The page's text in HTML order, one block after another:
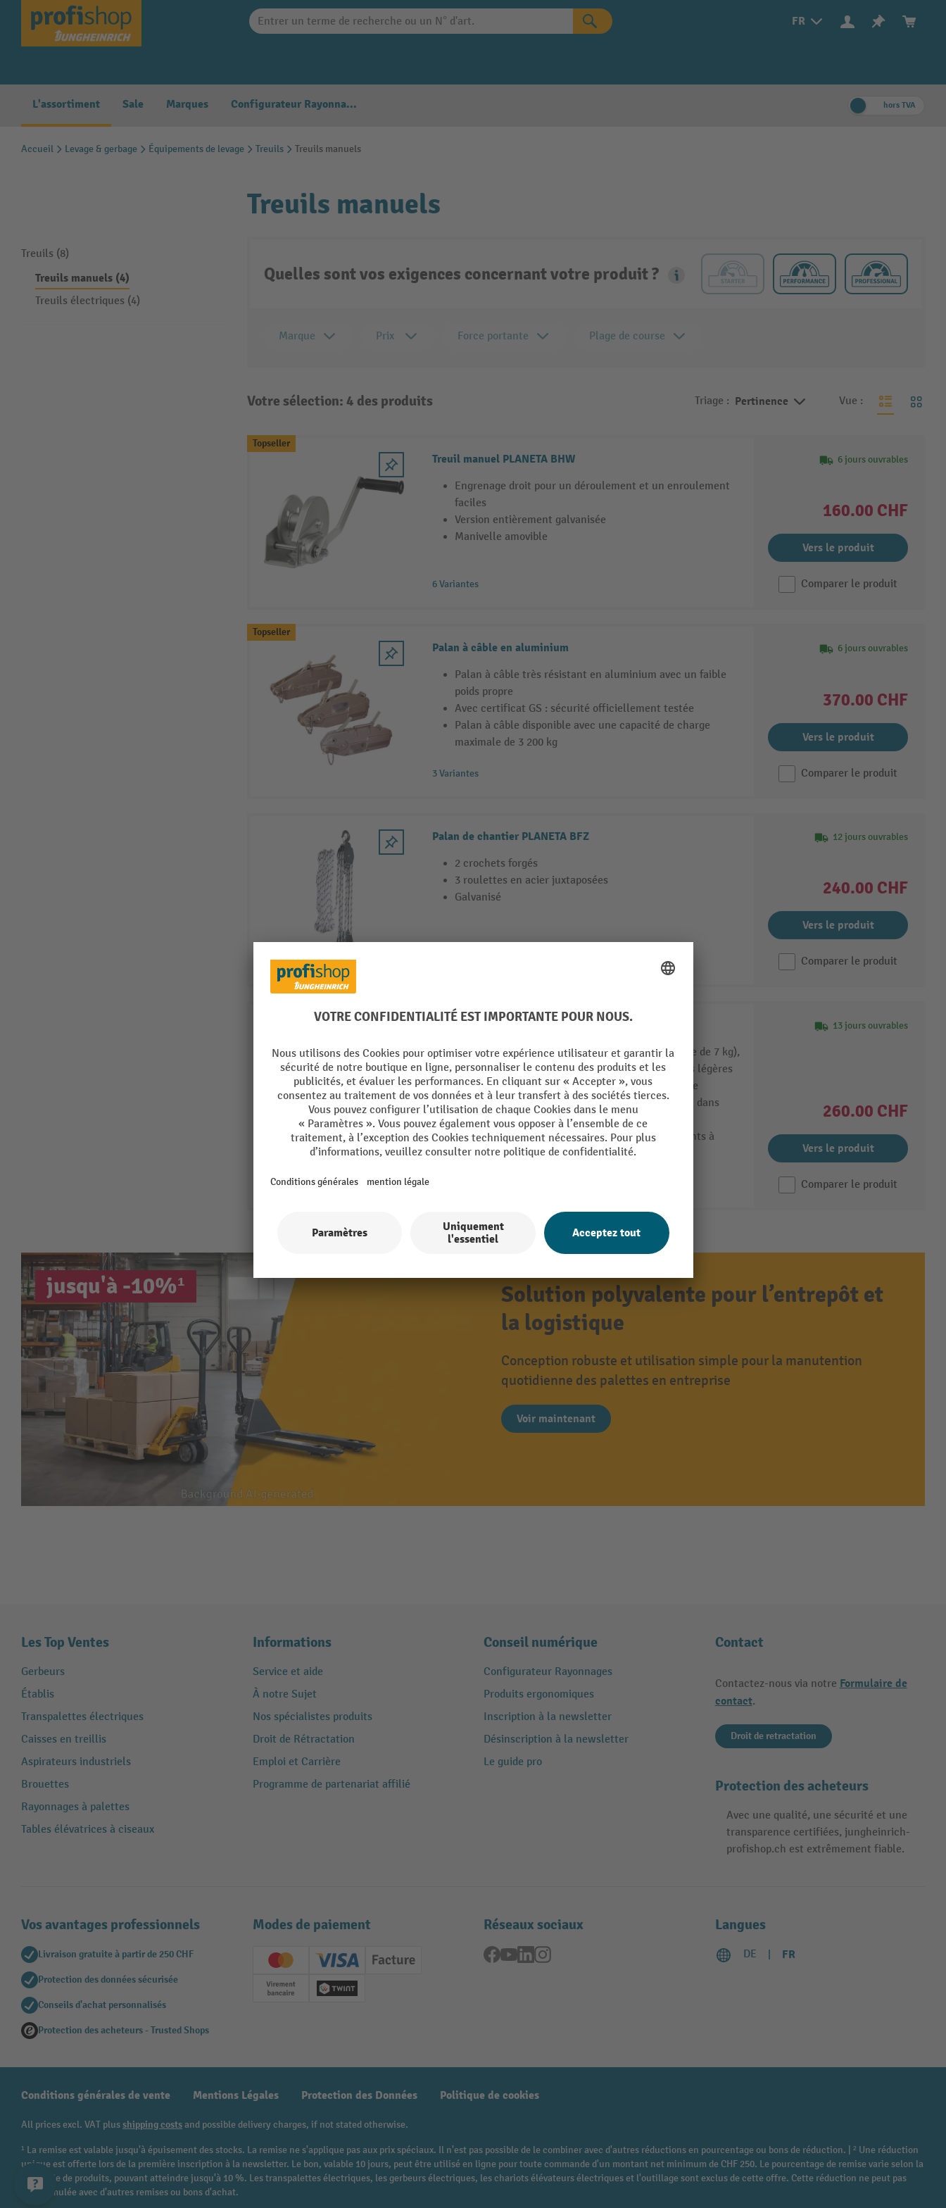
Skip to main navigation FR
L'assortiment Sale Marques Configurateur Rayonnages hors TVA
Accueil Levage & gerbage Équipements de levage Treuils Treuils manuels
Treuils (8)
Treuils manuels (4)
Treuils électriques (4)
Treuils manuels
Quelles sont vos exigences concernant votre produit ?
Marque Prix Force portante Plage de course
Votre sélection: 4 des produits Triage : Pertinence Vue :
Topseller
Treuil manuel PLANETA BHW
Engrenage droit pour un déroulement et un enroulement
faciles
Version entièrement galvanisée
Manivelle amovible
6 Variantes
6 jours ouvrables
160.00 CHF
Vers le produit
Comparer le produit
Topseller
Palan à câble en aluminium
Palan à câble très résistant en aluminium avec un faible
poids propre
Avec certificat GS : sécurité officiellement testée
Palan à câble disponible avec une capacité de charge
maximale de 3 200 kg
3 Variantes
6 jours ouvrables
370.00 CHF
Vers le produit
Comparer le produit
Palan de chantier PLANETA BFZ
2 crochets forgés
3 roulettes en acier juxtaposées
Galvanisé
12 jours ouvrables
240.00 CHF
Vers le produit
Comparer le produit
Tirant à câble polyvalent Dolezych DoLast
Avec sa force utile de 800 kg (pour un poids propre de 7 kg),
il est idéal pour sécuriser ou soulever des charges légères
Grâce à sa construction éprouvée, le tirant à câble
polyvalent fonctionne dans toutes les positions et dans
toutes les directions avec une sécurité constante
Ce qui permet une utilisation universelle des tirants à
câble DoLast
13 jours ouvrables
260.00 CHF
Vers le produit
Comparer le produit
jusqu'à -10%¹
Solution polyvalente pour l’entrepôt et
la logistique
Conception robuste et utilisation simple pour la manutention
quotidienne des palettes en entreprise
Voir maintenant
Les Top Ventes
Gerbeurs
Établis
Transpalettes électriques
Caisses en treillis
Aspirateurs industriels
Brouettes
Rayonnages à palettes
Tables élévatrices à ciseaux
Informations
Service et aide
À notre Sujet
Nos spécialistes produits
Droit de Rétractation
Emploi et Carrière
Programme de partenariat affilié
Conseil numérique
Configurateur Rayonnages
Produits ergonomiques
Inscription à la newsletter
Désinscription à la newsletter
Le guide pro
Contact
Contactez-nous via notre Formulaire de
contact.
Droit de retractation
Protection des acheteurs
Avec une qualité, une sécurité et une
transparence certifiées, jungheinrich-
profishop.ch est extrêmement fiable.
Vos avantages professionnels
Livraison gratuite à partir de 250 CHF
Protection des données sécurisée
Conseils d'achat personnalisés
Protection des acheteurs - Trusted Shops
Modes de paiement
Creditcard (Master)Creditcard (Visa)
Facture
Paiement anticipé
Twint
Réseaux sociaux
Facebook
YouTubeLinkedInInstagram
Langues
DE FR
Conditions générales de vente Mentions Légales Protection des Données Politique de cookies
All prices excl. VAT plusshipping costsand possible delivery charges, if not stated otherwise.
¹ La remise est valable jusqu'à épuisement des stocks. La remise ne s'applique pas aux prix spéciaux. Il n'est pas possible de le combiner avec d'autres réductions en pourcentage ou bons de réduction. | ² Une réduction
unique est offerte lors de la première inscription à la newsletter. Le bon, valable 10 jours, peut être utilisé en ligne pour toute commande d'un montant net minimum de CHF 250. Le pourcentage de remise varie selon la
catégorie de produits, pouvant atteindre jusqu'à 10 %. Les transpalettes électriques, les gerbeurs électriques, les chariots élévateurs électriques et l'outillage sont exclus de cette offre. Cette réduction ne peut pas
être cumulée avec d'autres remises ou bons d'achat.